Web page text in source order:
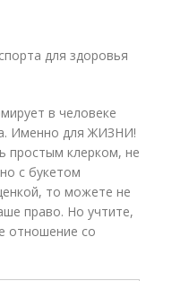
для здоровья
в человеке
Именно для ЖИЗНИ!
простым клерком, не
с букетом
то можете не
право. Но учтите,
отношение со